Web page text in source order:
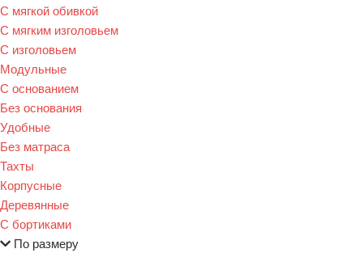
С мягкой обивкой
С мягким изголовьем
С изголовьем
Модульные
С основанием
Без основания
Удобные
Без матраса
Тахты
Корпусные
Деревянные
С бортиками
По размеру